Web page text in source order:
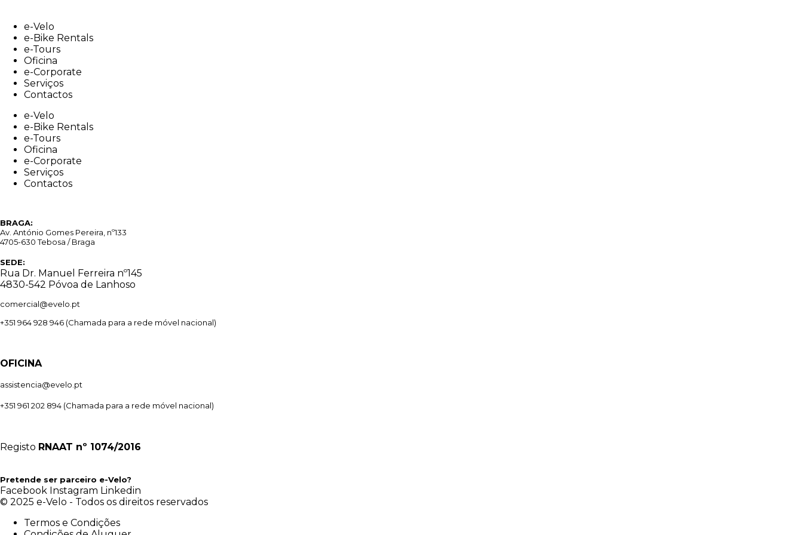
contente-Velo
e-Bike Rentals
e-Tours
Oficina
e-Corporate
Serviços
Contactos
e-Velo
e-Bike Rentals
e-Tours
Oficina
e-Corporate
Serviços
Contactos
BRAGA:
Av. António Gomes Pereira, nº133
4705-630 Tebosa / Braga
SEDE:
Rua Dr. Manuel Ferreira nº145
4830-542 Póvoa de Lanhoso
comercial@evelo.pt
+351 964 928 946 (Chamada para a rede móvel nacional)
OFICINA
assistencia@evelo.pt
+351 961 202 894 (Chamada para a rede móvel nacional)
Registo RNAAT nº 1074/2016
Pretende ser parceiro e-Velo?
Facebook Instagram Linkedin
© 2025 e-Velo - Todos os direitos reservados
Termos e Condições